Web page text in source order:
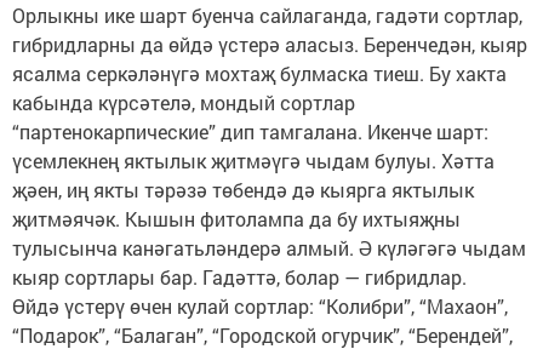
Орлыкны ике шарт буенча сайлаганда, гадәти сортлар,
гибридларны да өйдә үстерә аласыз. Беренчедән, кыяр
ясалма серкәләнүгә мохтаҗ булмаска тиеш. Бу хакта
кабында күрсәтелә, мондый сортлар
“партенокарпические” дип тамгалана. Икенче шарт:
үсемлекнең яктылык җитмәүгә чыдам булуы. Хәтта
җәен, иң якты тәрәзә төбендә дә кыярга яктылык
җитмәячәк. Кышын фитолампа да бу ихтыяҗны
тулысынча канәгатьләндерә алмый. Ә күләгәгә чыдам
кыяр сортлары бар. Гадәттә, болар — гибридлар.
Өйдә үстерү өчен кулай сортлар: “Колибри”, “Махаон”,
“Подарок”, “Балаган”, “Городской огурчик”, “Берендей”,